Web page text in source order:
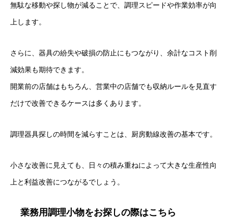
無駄な移動や探し物が減ることで、調理スピードや作業効率が向
上します。
さらに、器具の紛失や破損の防止にもつながり、余計なコスト削
減効果も期待できます。
開業前の店舗はもちろん、営業中の店舗でも収納ルールを見直す
だけで改善できるケースは多くあります。
調理器具探しの時間を減らすことは、厨房動線改善の基本です。
小さな改善に見えても、日々の積み重ねによって大きな生産性向
上と利益改善につながるでしょう。
業務用調理小物をお探しの際はこちら